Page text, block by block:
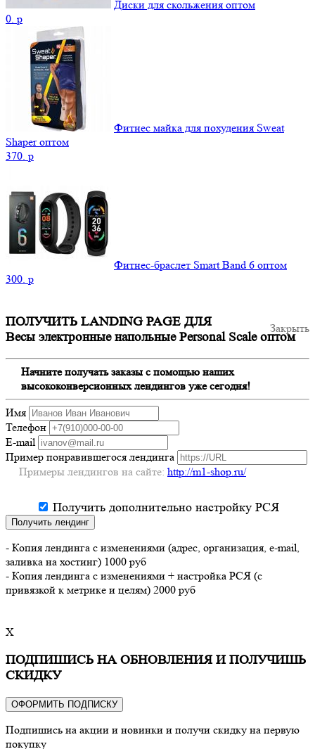
Диски для скольжения оптом
0. p
Фитнес майка для похудения Sweat
Shaper оптом
370. p
Фитнес-браслет Smart Band 6 оптом
300. p
Закрыть
ПОЛУЧИТЬ LANDING PAGE ДЛЯ
Весы электронные напольные Personal Scale оптом
Начните получать заказы с помощью наших
высококонверсионных лендингов уже сегодня!
Имя
Телефон
E-mail
Пример понравившегося лендинга
Примеры лендингов на сайте: http://m1-shop.ru/
Получить дополнительно настройку РСЯ
Получить лендинг
- Копия лендинга с изменениями (адрес, организация, e-mail,
заливка на хостинг) 1000 руб
- Копия лендинга с изменениями + настройка РСЯ (с
привязкой к метрике и целям) 2000 руб
X
ПОДПИШИСЬ НА ОБНОВЛЕНИЯ И ПОЛУЧИШЬ
СКИДКУ
ОФОРМИТЬ ПОДПИСКУ
Подпишись на акции и новинки и получи скидку на первую
покупку